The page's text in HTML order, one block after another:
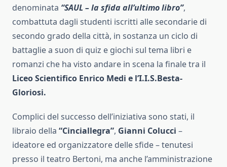
denominata “SAUL – la sfida all’ultimo libro”,
combattuta dagli studenti iscritti alle secondarie di
secondo grado della città, in sostanza un ciclo di
battaglie a suon di quiz e giochi sul tema libri e
romanzi che ha visto andare in scena la finale tra il
Liceo Scientifico Enrico Medi e l’I.I.S.Besta-
Gloriosi.
Complici del successo dell’iniziativa sono stati, il
libraio della “Cinciallegra”, Gianni Colucci –
ideatore ed organizzatore delle sfide – tenutesi
presso il teatro Bertoni, ma anche l’amministrazione